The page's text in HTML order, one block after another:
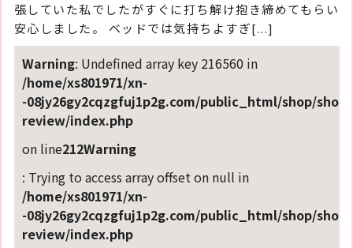
張していた私でしたがすぐに打ち解け抱き締めてもらい
安心しました。 ベッドでは気持ちよすぎ[...]
Warning: Undefined array key 216560 in
/home/xs801971/xn-
-08jy26gy2cqzgfuj1p2g.com/public_html/shop/shop-
review/index.php
on line212Warning
: Trying to access array offset on null in
/home/xs801971/xn-
-08jy26gy2cqzgfuj1p2g.com/public_html/shop/shop-
review/index.php
閉
じ
る